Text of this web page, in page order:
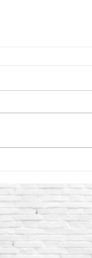
más resistentes y